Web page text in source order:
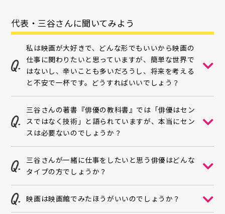
代表・三谷さんに聞いてみよう
私は映画が大好きで、どんな形でもいいから映画の
仕事に関わりたいと思っていますが、簡単な世界で
はないし、辛いことも多いだろうし、将来を考える
と不安で一杯です。どうすればいいでしょう？
三谷さんの著書『俳優の教科書』では「俳優はセン
スではなく技術」と語られていますが、本当にセン
スは必要ないのでしょうか？
三谷さんが一緒に仕事をしたいと思う俳優はどんな
タイプの方でしょうか？
映画は映画館でみたほうがいいのでしょうか？